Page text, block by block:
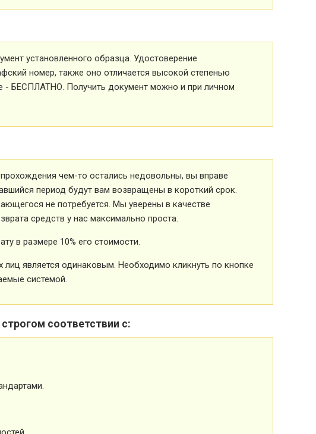
установленного образца. Удостоверение
номер, также оно отличается высокой степенью
- БЕСПЛАТНО. Получить документ можно и при личном
чем-то остались недовольны, вы вправе
период будут вам возвращены в короткий срок.
не потребуется. Мы уверены в качестве
средств у нас максимально проста.
в размере 10% его стоимости.
является одинаковым. Необходимо кликнуть по кнопке
системой.
соответствии с: